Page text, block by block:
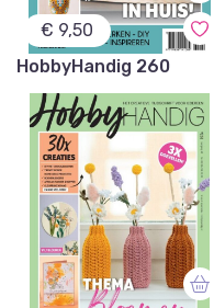
€ 9,50
HobbyHandig 260